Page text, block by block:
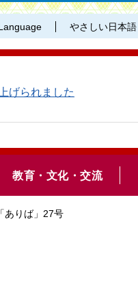
やさしい日本語
げられました
教育・文化・交流
ありば」27号